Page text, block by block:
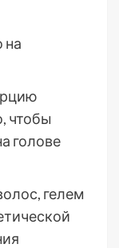
на
чтобы
голове
гелем